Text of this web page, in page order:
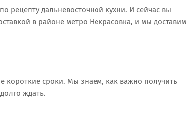
рецепту дальневосточной кухни. И сейчас вы
в районе метро Некрасовка, и мы доставим
короткие сроки. Мы знаем, как важно получить
ждать.